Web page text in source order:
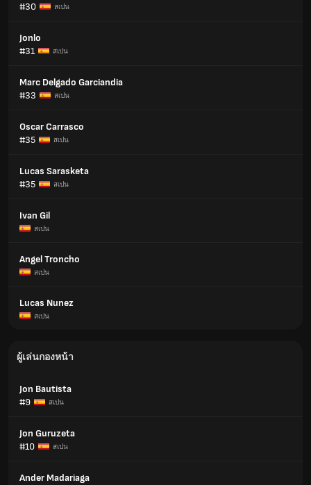
#30
สเปน
Jonlo
#31
สเปน
Marc Delgado Garciandia
#33
สเปน
Oscar Carrasco
#35
สเปน
Lucas Sarasketa
#35
สเปน
Ivan Gil
สเปน
Angel Troncho
สเปน
Lucas Nunez
สเปน
ผู้เล่นกองหน้า
Jon Bautista
#9
สเปน
Jon Guruzeta
#10
สเปน
Ander Madariaga